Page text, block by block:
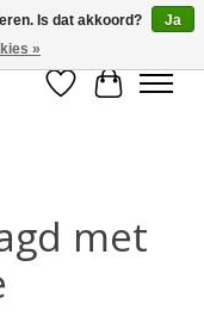
Verlanglijst
met
Is dat akkoord?
Ja
»